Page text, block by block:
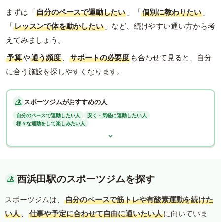
まずは「自分のペースで運動したい 」「個別に教わりたい 」
「レッスンで体を動かしたい 」など、続けやすい通い方から考
えてみましょう。
予算や通う頻度 、 サポートの必要度 も合わせて見ると、自分
に合う施設を探しやすくなります。
スポーツジムがおすすめの人
自分のペースで運動したい人
安く・気軽に運動したい人
様々な運動をして楽しみたい人
西浜田駅のスポーツジムを探す
スポーツジムは、
自分のペースで筋トレや有酸素運動を続けた
い人 、 仕事や予定に合わせて自由に通いたい人に向いていま